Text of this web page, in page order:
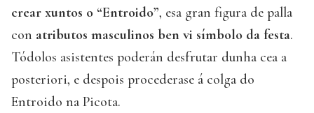
crear xuntos o “Entroido”, esa gran figura de palla
con atributos masculinos ben vi símbolo da festa.
Tódolos asistentes poderán desfrutar dunha cea a
posteriori, e despois procederase á colga do
Entroido na Picota.